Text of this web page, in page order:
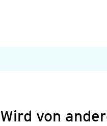
Wird von